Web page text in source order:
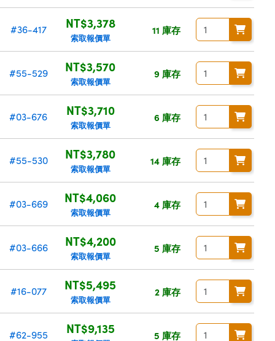
#36-417 NT$3,378
索取報價單
11 庫存
#55-529 NT$3,570
索取報價單
9 庫存
#03-676 NT$3,710
索取報價單
6 庫存
#55-530 NT$3,780
索取報價單
14 庫存
#03-669 NT$4,060
索取報價單
4 庫存
#03-666 NT$4,200
索取報價單
5 庫存
#16-077 NT$5,495
索取報價單
2 庫存
#62-955 NT$9,135 5 庫存